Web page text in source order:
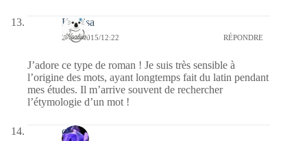
Koalisa
27/10/2015/12:22 RÉPONDRE
J’adore ce type de roman ! Je suis très sensible à
l’origine des mots, ayant longtemps fait du latin pendant
mes études. Il m’arrive souvent de rechercher
l’étymologie d’un mot !
covix